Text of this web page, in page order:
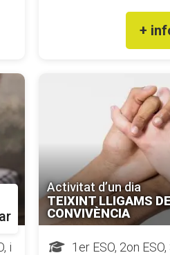
+
i
Activitat d’un dia
TEIXINT LLIGAMS DE
CONVIVÈNCIA
1er ESO, 2on